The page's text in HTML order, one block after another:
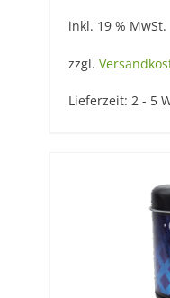
inkl. 19 % MwSt.
zzgl.
Lieferzeit: 2 - 5